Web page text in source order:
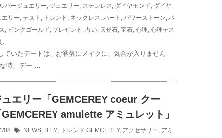
バージュエリー, ジュエリー, ステンレス, ダイヤモンド, ダイヤ
エリー, テスト , トレンド, ネックレス, ハート , パワーストーン, パ
, ピンクゴールド, プレゼント , 占い, 天然石, 宝石, 心理, 心理テス
ていたデートは、お洒落にメイクに、気合が入りません
時、デー …
エリー「GEMCEREY coeur クー
amulette アミュレット」
08 NEWS, ITEM , トレンド GEMCEREY, アクセサリー, アミ